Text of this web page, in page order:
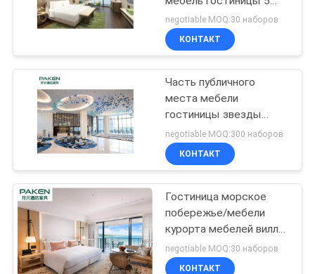
САЙТА
PRIVACY
POLICY
звезд
negotiable MOQ:30 наборов
КОНТАКТ
Часть публичного
места мебели
гостиницы звезды
изготовления на заказ 5
negotiable MOQ:300 наборов
КОНТАКТ
Гостиница морское
побережье/мебели
курорта мебелей виллы
влагостойкие шикарные
на праздники
negotiable MOQ:30 наборов
КОНТАКТ